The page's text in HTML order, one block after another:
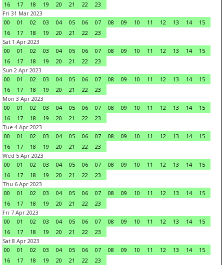
16
17 18 19 20 21 22
23
Fri 31 Mar 2023
00
01 02 03 04 05 06 07 08 09 10 11 12 13 14
15
16
17 18 19 20 21 22
23
Sat 1 Apr 2023
00
01 02 03 04 05 06 07 08 09 10 11 12 13 14
15
16
17 18 19 20 21 22
23
Sun 2 Apr 2023
00
01 02 03 04 05 06 07 08 09 10 11 12 13 14
15
16
17 18 19 20 21 22
23
Mon 3 Apr 2023
00
01 02 03 04 05 06 07 08 09 10 11 12 13 14
15
16
17 18 19 20 21 22
23
Tue 4 Apr 2023
00
01 02 03 04 05 06 07 08 09 10 11 12 13 14
15
16
17 18 19 20 21 22
23
Wed 5 Apr 2023
00
01 02 03 04 05 06 07 08 09 10 11 12 13 14
15
16
17 18 19 20 21 22
23
Thu 6 Apr 2023
00
01 02 03 04 05 06 07 08 09 10 11 12 13 14
15
16
17 18 19 20 21 22
23
Fri 7 Apr 2023
00
01 02 03 04 05 06 07 08 09 10 11 12 13 14
15
16
17 18 19 20 21 22
23
Sat 8 Apr 2023
00
01 02 03 04 05 06 07 08 09 10 11 12 13 14
15
16
17 18 19 20 21 22
23